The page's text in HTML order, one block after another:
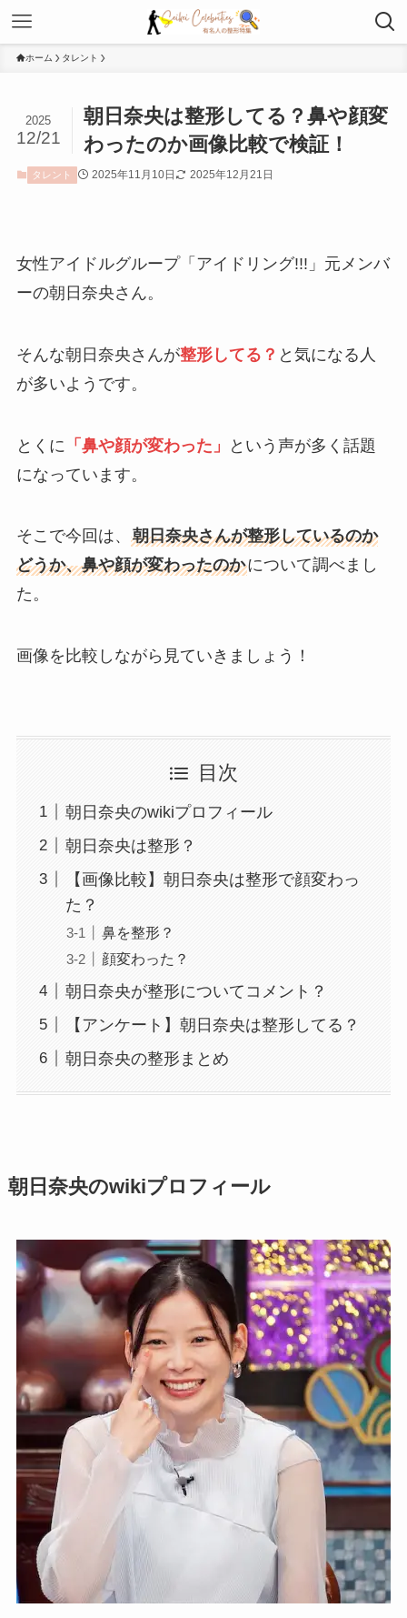
ホーム タレント
朝日奈央は整形してる？鼻や顔変
わったのか画像比較で検証！
2025
12/21
タレント 2025年11月10日 2025年12月21日
女性アイドルグループ「アイドリング!!!」元メンバ
ーの朝日奈央さん。
そんな朝日奈央さんが整形してる？ と気になる人
が多いようです。
とくに 「鼻や顔が変わった」
という声が多く話題
になっています。
そこで今回は、 朝日奈央さんが整形しているのか
どうか、鼻や顔が変わったのかについて調べまし
た。
画像を比較しながら見ていきましょう！
目次
朝日奈央のwikiプロフィール
朝日奈央は整形？
【画像比較】朝日奈央は整形で顔変わっ
た？
鼻を整形？
顔変わった？
朝日奈央が整形についてコメント？
【アンケート】朝日奈央は整形してる？
朝日奈央の整形まとめ
朝日奈央のwikiプロフィール